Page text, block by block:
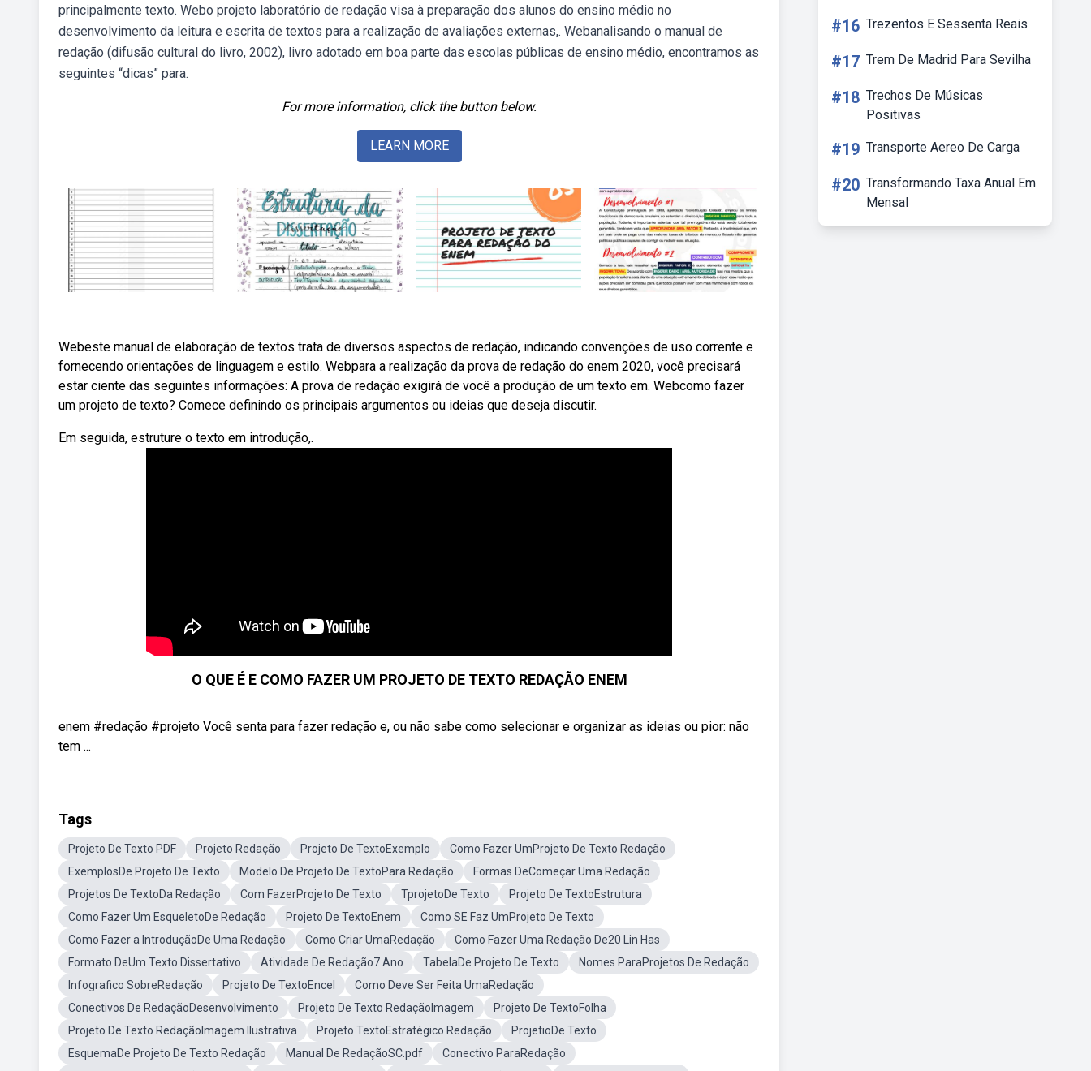
principalmente texto. Webo projeto laboratório de redação visa à preparação dos alunos do ensino médio no
desenvolvimento da leitura e escrita de textos para a realização de avaliações externas,. Webanalisando o manual de
redação (difusão cultural do livro, 2002), livro adotado em boa parte das escolas públicas de ensino médio, encontramos as
seguintes “dicas” para.
For more information, click the button below.
LEARN MORE
Webeste manual de elaboração de textos trata de diversos aspectos de redação, indicando convenções de uso corrente e
fornecendo orientações de linguagem e estilo. Webpara a realização da prova de redação do enem 2020, você precisará
estar ciente das seguintes informações: A prova de redação exigirá de você a produção de um texto em. Webcomo fazer
um projeto de texto? Comece definindo os principais argumentos ou ideias que deseja discutir.
Em seguida, estruture o texto em introdução,.
O QUE É E COMO FAZER UM PROJETO DE TEXTO REDAÇÃO ENEM
enem #redação #projeto Você senta para fazer redação e, ou não sabe como selecionar e organizar as ideias ou pior: não
tem ...
Tags
Projeto De Texto PDF Projeto Redação Projeto De TextoExemplo
Como Fazer UmProjeto De Texto Redação
ExemplosDe Projeto De Texto
Modelo De Projeto De TextoPara Redação
Formas DeComeçar Uma Redação
Projetos De TextoDa Redação
Com FazerProjeto De Texto TprojetoDe Texto
Projeto De TextoEstrutura
Como Fazer Um EsqueletoDe Redação
Projeto De TextoEnem
Como SE Faz UmProjeto De Texto
Como Fazer a IntroduçãoDe Uma Redação
Como Criar UmaRedação
Como Fazer Uma Redação De20 Lin Has
Formato DeUm Texto Dissertativo
Atividade De Redação7 Ano TabelaDe Projeto De Texto
Nomes ParaProjetos De Redação
Infografico SobreRedação
Projeto De TextoEncel
Como Deve Ser Feita UmaRedação
Conectivos De RedaçãoDesenvolvimento
Projeto De Texto RedaçãoImagem
Projeto De TextoFolha
Projeto De Texto RedaçãoImagem Ilustrativa
Projeto TextoEstratégico Redação
ProjetioDe Texto
EsquemaDe Projeto De Texto Redação
Manual De RedaçãoSC.pdf
Conectivo ParaRedação
#16 Trezentos E Sessenta Reais
#17 Trem De Madrid Para Sevilha
#18 Trechos De Músicas
Positivas
#19 Transporte Aereo De Carga
#20 Transformando Taxa Anual Em
Mensal